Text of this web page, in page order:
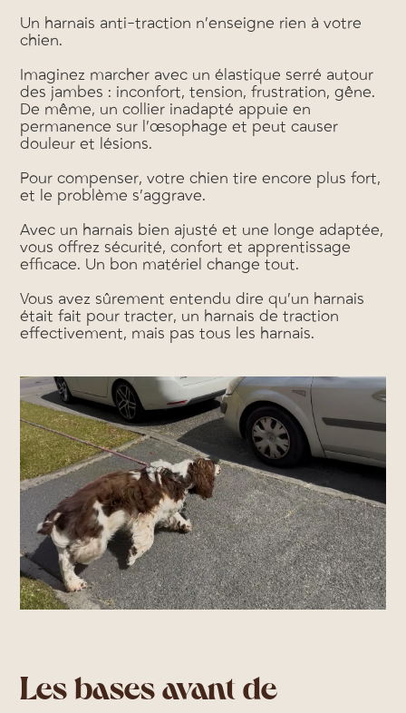
Un harnais anti-traction n’enseigne rien à votre
chien.
Imaginez marcher avec un élastique serré autour
des jambes : inconfort, tension, frustration, gêne.
De même, un collier inadapté appuie en
permanence sur l’œsophage et peut causer
douleur et lésions.
Pour compenser, votre chien tire encore plus fort,
et le problème s’aggrave.
Avec un harnais bien ajusté et une longe adaptée,
vous offrez sécurité, confort et apprentissage
efficace. Un bon matériel change tout.
Vous avez sûrement entendu dire qu’un harnais
était fait pour tracter, un harnais de traction
effectivement, mais pas tous les harnais.
Les bases avant de